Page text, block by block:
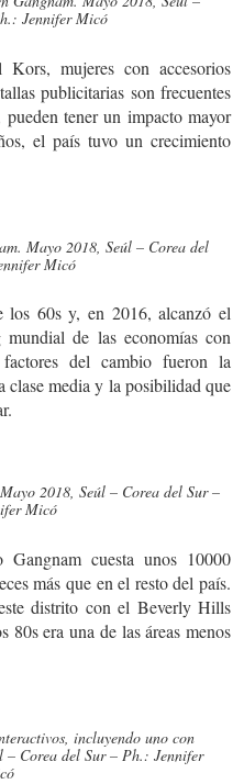
Jennifer Micó
mujeres con accesorios
publicitarias son frecuentes
tener un impacto mayor
el país tuvo un crecimiento
Mayo 2018, Seúl – Corea del
Micó
los 60s y, en 2016, alcanzó el
de las economías con
del cambio fueron la
clase media y la posibilidad que
2018, Seúl – Corea del Sur –
Micó
cuesta unos 10000
más que en el resto del país.
distrito con el Beverly Hills
80s era una de las áreas menos
incluyendo uno con
Corea del Sur – Ph.: Jennifer